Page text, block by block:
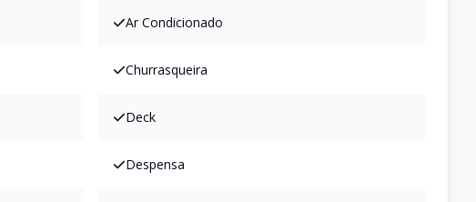
Ar Condicionado
Churrasqueira
Deck
Despensa